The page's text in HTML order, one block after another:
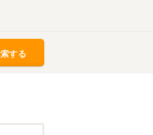
する